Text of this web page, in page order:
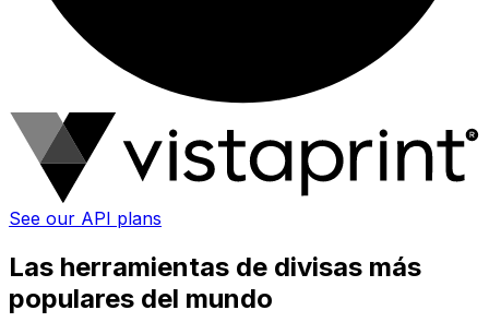
See our API plans
Las herramientas de divisas más
populares del mundo